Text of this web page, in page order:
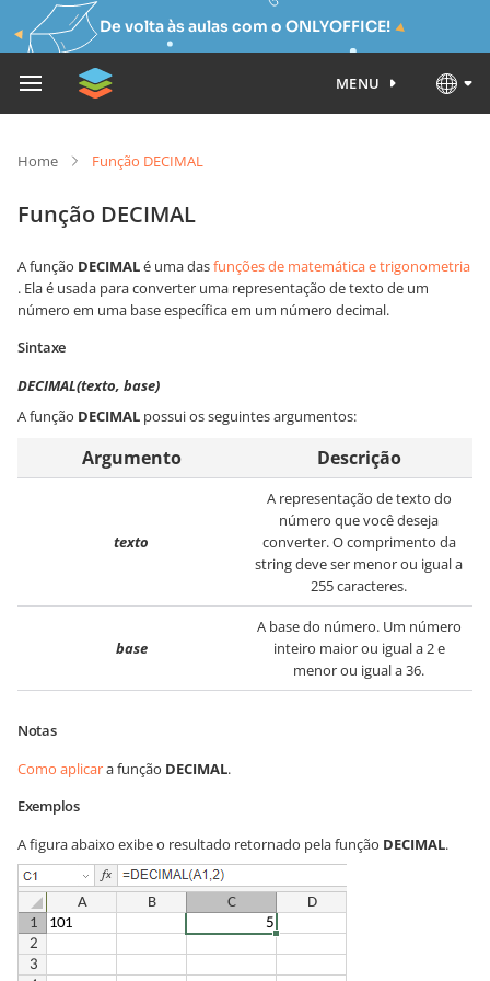
De volta às aulas com o ONLYOFFICE!
MENU
Home Função DECIMAL
Função DECIMAL
A função DECIMALé uma dasfunções de matemática e trigonometria
. Ela é usada para converter uma representação de texto de um
número em uma base específica em um número decimal.
Sintaxe
DECIMAL(texto, base)
A função DECIMAL possui os seguintes argumentos:
Argumento Descrição
texto
A representação de texto do
número que você deseja
converter. O comprimento da
string deve ser menor ou igual a
255 caracteres.
base
A base do número. Um número
inteiro maior ou igual a 2 e
menor ou igual a 36.
Notas
Como aplicara função DECIMAL.
Exemplos
A figura abaixo exibe o resultado retornado pela função DECIMAL.